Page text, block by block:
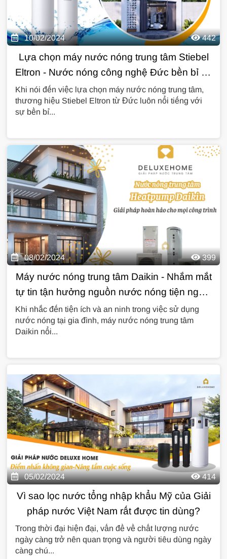
10/02/2024 442
Lựa chọn máy nước nóng trung tâm Stiebel
Eltron - Nước nóng công nghệ Đức bền bỉ và
an toàn
Khi nói đến việc lựa chọn máy nước nóng trung tâm,
thương hiệu Stiebel Eltron từ Đức luôn nổi tiếng với
sự bền bỉ...
08/02/2024 399
Máy nước nóng trung tâm Daikin - Nhắm mắt
tự tin tận hưởng nguồn nước nóng tiện nghi -
an toàn - thân thiện với môi trường
Khi nhắc đến tiện ích và an ninh trong việc sử dụng
nước nóng tại gia đình, máy nước nóng trung tâm
Daikin nổi...
05/02/2024 414
Vì sao lọc nước tổng nhập khẩu Mỹ của Giải
pháp nước Việt Nam rất được tin dùng?
Trong thời đại hiện đại, vấn đề về chất lượng nước
ngày càng trở nên quan trọng và người tiêu dùng ngày
càng chú...